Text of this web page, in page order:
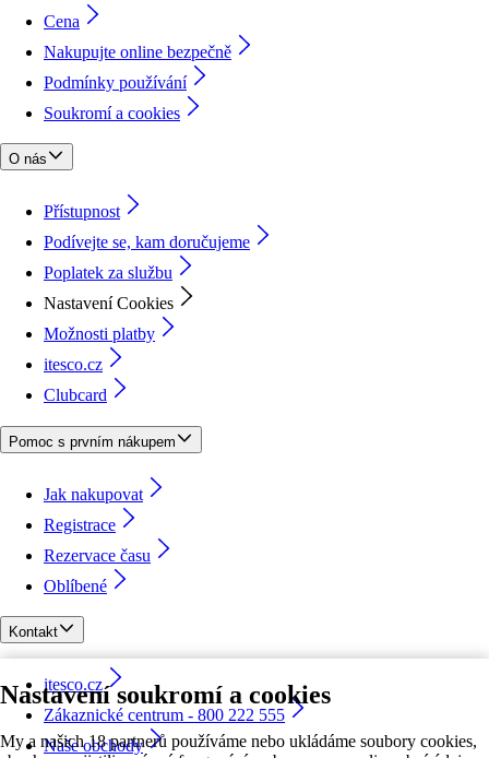
Nastavení soukromí a cookies
My a našich 18 partnerů používáme nebo ukládáme soubory cookies,
Cena
Nakupujte online bezpečně
Podmínky používání
Soukromí a cookies
O nás
Přístupnost
Podívejte se, kam doručujeme
Poplatek za službu
Nastavení Cookies
Možnosti platby
itesco.cz
Clubcard
Pomoc s prvním nákupem
Jak nakupovat
Registrace
Rezervace času
Oblíbené
Kontakt
itesco.cz
Zákaznické centrum - 800 222 555
Naše obchody